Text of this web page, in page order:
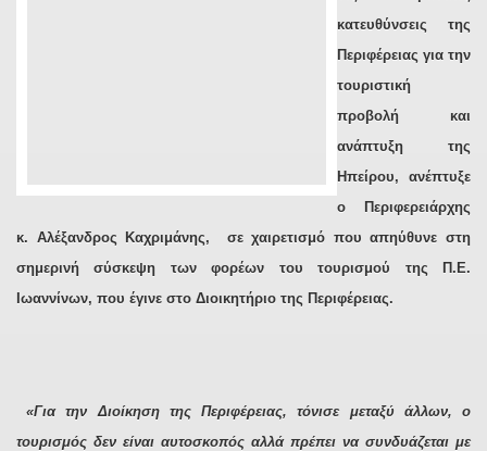
κατευθύνσεις της
Περιφέρειας για την
τουριστική
προβολή και
ανάπτυξη της
Ηπείρου, ανέπτυξε
ο Περιφερειάρχης
κ. Αλέξανδρος Καχριμάνης,
σε χαιρετισμό που απηύθυνε στη
σημερινή σύσκεψη των φορέων του τουρισμού της Π.Ε.
Ιωαννίνων, που έγινε στο Διοικητήριο της Περιφέρειας.
«Για την Διοίκηση της Περιφέρειας, τόνισε μεταξύ άλλων, ο
τουρισμός δεν είναι αυτοσκοπός αλλά πρέπει να συνδυάζεται με